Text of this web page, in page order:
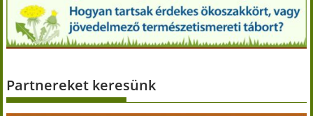
Partnereket keresünk